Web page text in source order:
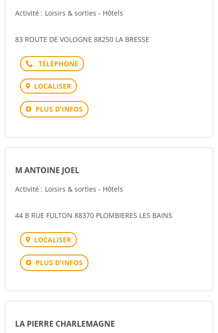
Activité : Loisirs & sorties - Hôtels
83 ROUTE DE VOLOGNE 88250 LA BRESSE
Téléphone
LOCALISER
PLUS D'INFOS
M ANTOINE JOEL
Activité : Loisirs & sorties - Hôtels
44 B RUE FULTON 88370 PLOMBIERES LES BAINS
LOCALISER
PLUS D'INFOS
LA PIERRE CHARLEMAGNE